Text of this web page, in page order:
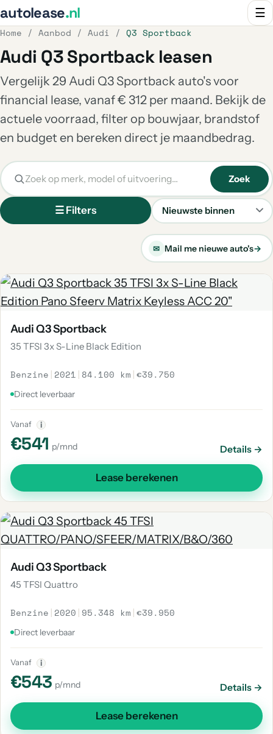
autolease.nl ☰
Home / Aanbod / Audi / Q3 Sportback
Audi Q3 Sportback leasen
Vergelijk 29 Audi Q3 Sportback auto's voor
financial lease, vanaf € 312 per maand. Bekijk de
actuele voorraad, filter op bouwjaar, brandstof
en budget en bereken direct je maandbedrag.
☰ Filters
Sorteren
Zoek
✉ Mail me nieuwe auto's→
Audi Q3 Sportback
35 TFSI 3x S-Line Black Edition
Benzine | 2021 | 84.100 km |€39.750
Direct leverbaar
Vanaf i
€541 p/mnd Details →
Lease berekenen
Audi Q3 Sportback
45 TFSI Quattro
Benzine | 2020 | 95.348 km |€39.950
Direct leverbaar
Vanaf i
€543 p/mnd Details →
Lease berekenen